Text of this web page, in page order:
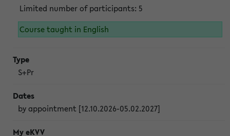
Limited number of participants: 5
Course taught in English
S+Pr
by appointment [12.10.2026-05.02.2027]